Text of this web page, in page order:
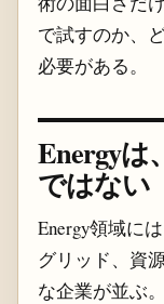
で試すのか、
必要がある。
Energyは
ではない
Energy領域に
グリッド、資
な企業が並ぶ